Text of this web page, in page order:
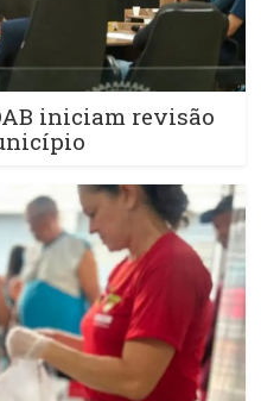
iniciam revisão